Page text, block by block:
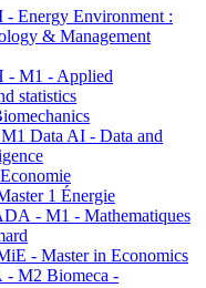
Energy Environment :
& Management
- M1 - Applied
statistics
Data AI - Data and
1 Énergie
- M1 - Mathematiques
- Master in Economics
M2 Biomeca -